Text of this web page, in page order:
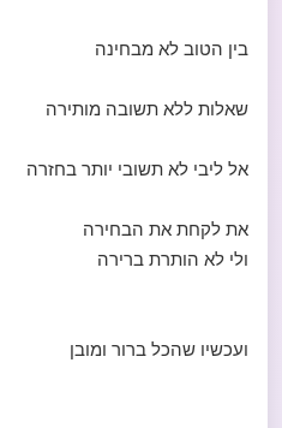
בין הטוב לא מבחינה
שאלות ללא תשובה מותירה
אל ליבי לא תשובי יותר בחזרה
את לקחת את הבחירה
ולי לא הותרת ברירה
ועכשיו שהכל ברור ומובן